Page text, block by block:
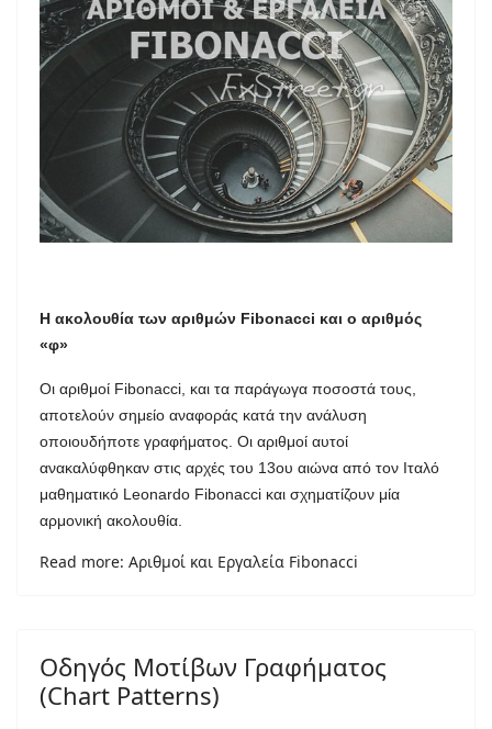
Η ακολουθία των αριθμών Fibonacci και ο αριθμός
«φ»
Οι αριθμοί Fibonacci, και τα παράγωγα ποσοστά τους,
αποτελούν σημείο αναφοράς κατά την ανάλυση
οποιουδήποτε γραφήματος. Οι αριθμοί αυτοί
ανακαλύφθηκαν στις αρχές του 13ου αιώνα από τον Ιταλό
μαθηματικό Leonardo Fibonacci και σχηματίζουν μία
αρμονική ακολουθία.
Read more: Αριθμοί και Εργαλεία Fibonacci
Οδηγός Μοτίβων Γραφήματος
(Chart Patterns)